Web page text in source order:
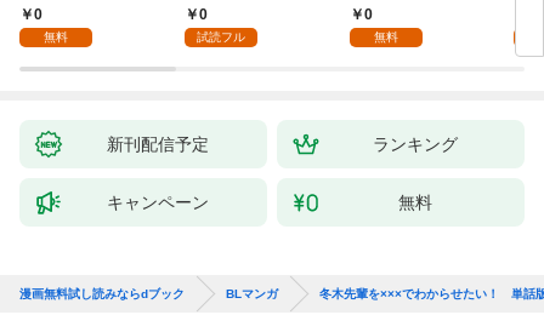
側～(1)
0
無料
0
試読フル
ブ～(1)
0
無料
新刊配信予定 ランキング
キャンペーン 無料
漫画無料試し読みならdブック BLマンガ 冬木先輩を×××でわからせたい！ 単話